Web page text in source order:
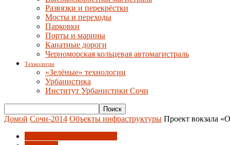
Развязки и перекрёстки
Мосты и переходы
Парковки
Порты и марины
Канатные дороги
Черноморская кольцевая автомагистраль
Технологии
«Зелёные» технологии
Урбанистика
Институт Урбанистики Сочи
Домой Сочи-2014 Объекты инфраструктуры Проект вокзала